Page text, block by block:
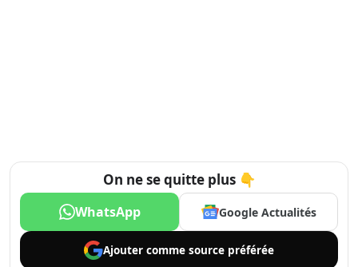
On ne se quitte plus 👇
WhatsApp Google Actualités
Ajouter comme source préférée